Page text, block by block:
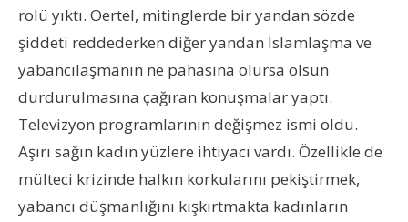
rolü yıktı. Oertel, mitinglerde bir yandan sözde
şiddeti reddederken diğer yandan İslamlaşma ve
yabancılaşmanın ne pahasına olursa olsun
durdurulmasına çağıran konuşmalar yaptı.
Televizyon programlarının değişmez ismi oldu.
Aşırı sağın kadın yüzlere ihtiyacı vardı. Özellikle de
mülteci krizinde halkın korkularını pekiştirmek,
yabancı düşmanlığını kışkırtmakta kadınların